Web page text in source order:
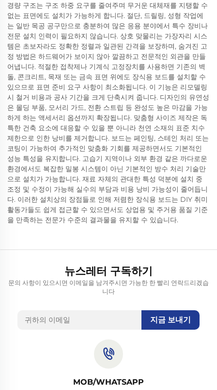
경량 구조는 구조 하중 요구를 줄여주며 무거운 대체재를 지탱할 수
없는 표면에도 설치가 가능하게 합니다. 절단, 드릴링, 성형 작업에
는 일반 목공 공구만으로 충분하여 많은 응용 분야에서 특수 장비나
전문 설치 인력이 필요하지 않습니다. 상호 맞물리는 가장자리 시스
템은 초보자라도 정확한 정렬과 일관된 간격을 보장하며, 숨겨진 고
정 방법은 하드웨어가 보이지 않아 깔끔하고 전문적인 외관을 만들
어냅니다. 적절한 접착제나 기계식 고정장치를 사용하면 기존의 벽
돌, 콘크리트, 목재 또는 금속 표면 위에도 장식용 보드를 설치할 수
있으므로 표면 준비 요구 사항이 최소화됩니다. 이 기능은 리모델링
시 철거 비용과 공사 기간을 크게 단축시켜 줍니다. 디자인의 유연성
은 몰딩 부품, 모서리 가드, 전환 스트립 등 완성도 높은 마감을 가능
하게 하는 액세서리 옵션까지 확장됩니다. 맞춤형 사이즈 제작은 독
특한 건축 요소에 대응할 수 있을 뿐 아니라 천연 소재의 표준 치수
제한으로 인한 낭비를 제거합니다. 보드는 페인팅, 스테인 처리 또는
코팅이 가능하여 추가적인 맞춤화 기회를 제공하면서도 기본적인
성능 특성을 유지합니다. 고습기 지역이나 외부 환경 같은 까다로운
환경에서도 복잡한 밀봉 시스템이 아닌 기본적인 방수 처리 기술만
으로 설치가 가능합니다. 재료 자체의 관대한 특성 덕분에 설치 중
조정 및 수정이 가능해 실수의 부담과 비용 낭비 가능성이 줄어듭니
다. 이러한 설치상의 장점들로 인해 저렴한 장식용 보드는 DIY 취미
활동가들도 쉽게 접근할 수 있으면서도 상업용 및 주거용 품질 기준
을 만족하는 전문가 수준의 결과물을 유지할 수 있습니다.
뉴스레터 구독하기
문의 사항이 있으시면 이메일을 남겨주시면 가능한 한 빨리 연락드리겠습
니다
지금 보내기
MOB/WHATSAPP